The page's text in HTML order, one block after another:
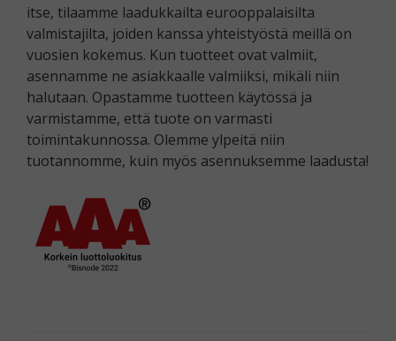
itse, tilaamme laadukkailta eurooppalaisilta
valmistajilta, joiden kanssa yhteistyöstä meillä on
vuosien kokemus. Kun tuotteet ovat valmiit,
asennamme ne asiakkaalle valmiiksi, mikäli niin
halutaan. Opastamme tuotteen käytössä ja
varmistamme, että tuote on varmasti
toimintakunnossa. Olemme ylpeitä niin
tuotannomme, kuin myös asennuksemme laadusta!